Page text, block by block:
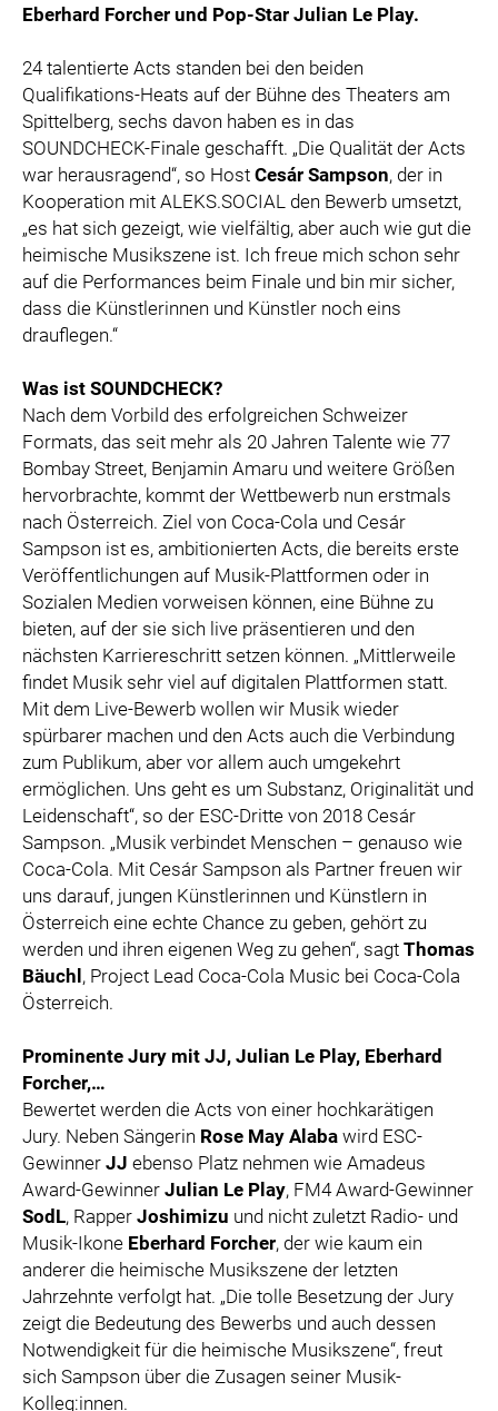
Eberhard Forcher und Pop-Star Julian Le Play.
24 talentierte Acts standen bei den beiden
Qualifikations-Heats auf der Bühne des Theaters am
Spittelberg, sechs davon haben es in das
SOUNDCHECK-Finale geschafft. „Die Qualität der Acts
war herausragend“, so Host Cesár Sampson, der in
Kooperation mit ALEKS.SOCIAL den Bewerb umsetzt,
„es hat sich gezeigt, wie vielfältig, aber auch wie gut die
heimische Musikszene ist. Ich freue mich schon sehr
auf die Performances beim Finale und bin mir sicher,
dass die Künstlerinnen und Künstler noch eins
drauflegen.“
Was ist SOUNDCHECK?
Nach dem Vorbild des erfolgreichen Schweizer
Formats, das seit mehr als 20 Jahren Talente wie 77
Bombay Street, Benjamin Amaru und weitere Größen
hervorbrachte, kommt der Wettbewerb nun erstmals
nach Österreich. Ziel von Coca-Cola und Cesár
Sampson ist es, ambitionierten Acts, die bereits erste
Veröffentlichungen auf Musik-Plattformen oder in
Sozialen Medien vorweisen können, eine Bühne zu
bieten, auf der sie sich live präsentieren und den
nächsten Karriereschritt setzen können. „Mittlerweile
findet Musik sehr viel auf digitalen Plattformen statt.
Mit dem Live-Bewerb wollen wir Musik wieder
spürbarer machen und den Acts auch die Verbindung
zum Publikum, aber vor allem auch umgekehrt
ermöglichen. Uns geht es um Substanz, Originalität und
Leidenschaft“, so der ESC-Dritte von 2018 Cesár
Sampson. „Musik verbindet Menschen – genauso wie
Coca-Cola. Mit Cesár Sampson als Partner freuen wir
uns darauf, jungen Künstlerinnen und Künstlern in
Österreich eine echte Chance zu geben, gehört zu
werden und ihren eigenen Weg zu gehen“, sagt Thomas
Bäuchl, Project Lead Coca-Cola Music bei Coca-Cola
Österreich.
Prominente Jury mit JJ, Julian Le Play, Eberhard
Forcher,…
Bewertet werden die Acts von einer hochkarätigen
Jury. Neben Sängerin Rose May Alaba wird ESC-
Gewinner JJ ebenso Platz nehmen wie Amadeus
Award-Gewinner Julian Le Play, FM4 Award-Gewinner
SodL, Rapper Joshimizu und nicht zuletzt Radio- und
Musik-Ikone Eberhard Forcher, der wie kaum ein
anderer die heimische Musikszene der letzten
Jahrzehnte verfolgt hat. „Die tolle Besetzung der Jury
zeigt die Bedeutung des Bewerbs und auch dessen
Notwendigkeit für die heimische Musikszene“, freut
sich Sampson über die Zusagen seiner Musik-
Kolleg:innen.